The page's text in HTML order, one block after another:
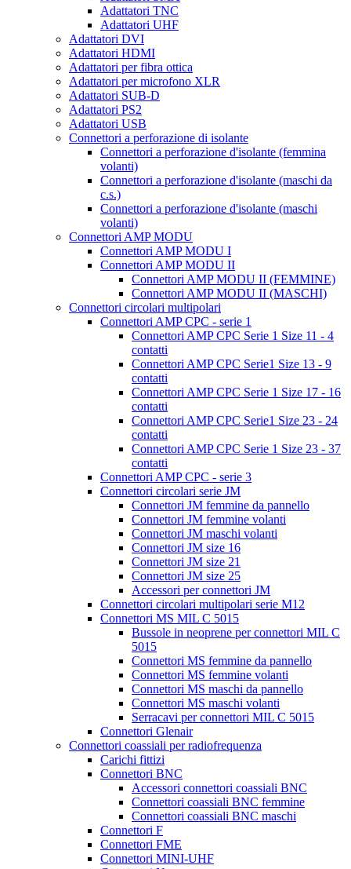
Adattatori TNC
Adattatori UHF
Adattatori DVI
Adattatori HDMI
Adattatori per fibra ottica
Adattatori per microfono XLR
Adattatori SUB-D
Adattatori PS2
Adattatori USB
Connettori a perforazione di isolante
Connettori a perforazione d'isolante (femmina
volanti)
Connettori a perforazione d'isolante (maschi da
c.s.)
Connettori a perforazione d'isolante (maschi
volanti)
Connettori AMP MODU
Connettori AMP MODU I
Connettori AMP MODU II
Connettori AMP MODU II (FEMMINE)
Connettori AMP MODU II (MASCHI)
Connettori circolari multipolari
Connettori AMP CPC - serie 1
Connettori AMP CPC Serie 1 Size 11 - 4
contatti
Connettori AMP CPC Serie1 Size 13 - 9
contatti
Connettori AMP CPC Serie 1 Size 17 - 16
contatti
Connettori AMP CPC Serie1 Size 23 - 24
contatti
Connettori AMP CPC Serie 1 Size 23 - 37
contatti
Connettori AMP CPC - serie 3
Connettori circolari serie JM
Connettori JM femmine da pannello
Connettori JM femmine volanti
Connettori JM maschi volanti
Connettori JM size 16
Connettori JM size 21
Connettori JM size 25
Accessori per connettori JM
Connettori circolari multipolari serie M12
Connettori MS MIL C 5015
Bussole in neoprene per connettori MIL C
5015
Connettori MS femmine da pannello
Connettori MS femmine volanti
Connettori MS maschi da pannello
Connettori MS maschi volanti
Serracavi per connettori MIL C 5015
Connettori Glenair
Connettori coassiali per radiofrequenza
Carichi fittizi
Connettori BNC
Accessori connettori coassiali BNC
Connettori coassiali BNC femmine
Connettori coassiali BNC maschi
Connettori F
Connettori FME
Connettori MINI-UHF